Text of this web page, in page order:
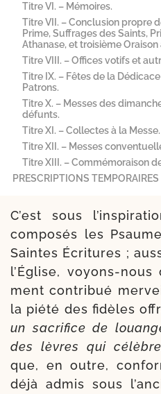
Titre VI. – Mémoires.
Titre VII. – Conclusion propre
Prime, Suffrages des Saints,
Athanase, et troisième Oraison
Titre VIII. – Offices votifs et
Titre IX. – Fêtes de la
Patrons.
Titre X. – Messes des
défunts.
Titre XI. – Collectes à la Messe.
Titre XII. – Messes
Titre XIII. – Commémoraison
PRESCRIPTIONS TEMPORAIRES
C’est sous
com­po­sés les
Saintes Écritures ;
l’Église, voyons-​
ment contri­bué
la pié­té des fidèles
un sacri­fice de
des lèvres qui
que, en outre,
déjà admis sous